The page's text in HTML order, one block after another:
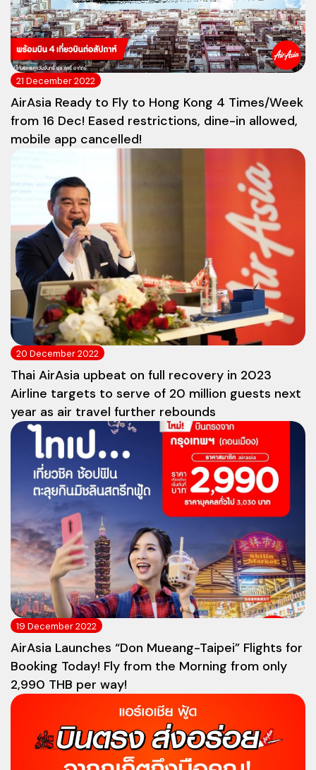
21 December 2022
AirAsia Ready to Fly to Hong Kong 4 Times/Week
from 16 Dec! Eased restrictions, dine-in allowed,
mobile app cancelled!
20 December 2022
Thai AirAsia upbeat on full recovery in 2023
Airline targets to serve of 20 million guests next
year as air travel further rebounds
19 December 2022
AirAsia Launches “Don Mueang-Taipei” Flights for
Booking Today! Fly from the Morning from only
2,990 THB per way!